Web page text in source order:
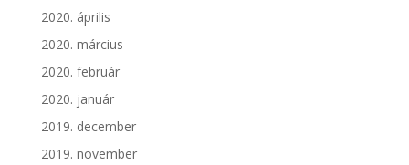
2020. április
2020. március
2020. február
2020. január
2019. december
2019. november